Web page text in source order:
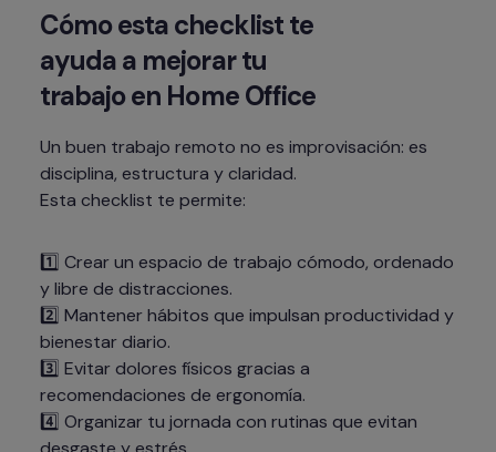
Cómo esta checklist te
ayuda a mejorar tu
trabajo en Home Office
Un buen trabajo remoto no es improvisación: es
disciplina, estructura y claridad.
Esta checklist te permite:
1️⃣ Crear un espacio de trabajo cómodo, ordenado
y libre de distracciones.
2️⃣ Mantener hábitos que impulsan productividad y
bienestar diario.
3️⃣ Evitar dolores físicos gracias a
recomendaciones de ergonomía.
4️⃣ Organizar tu jornada con rutinas que evitan